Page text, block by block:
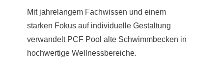
Mit jahrelangem Fachwissen und einem
starken Fokus auf individuelle Gestaltung
verwandelt PCF Pool alte Schwimmbecken in
hochwertige Wellnessbereiche.